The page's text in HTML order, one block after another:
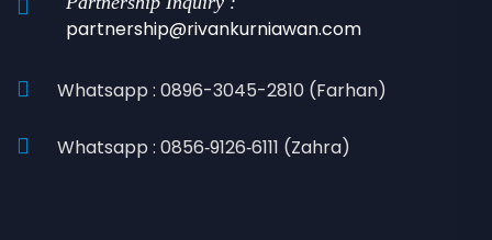
partnership@rivankurniawan.com
Whatsapp : 0896-3045-2810 (Farhan)
Whatsapp : 0856‑9126‑6111 (Zahra)